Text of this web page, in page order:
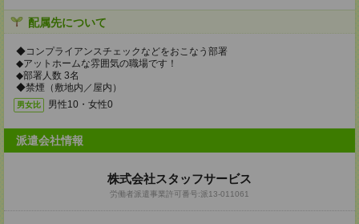
配属先について
◆コンプライアンスチェックなどをおこなう部署
◆アットホームな雰囲気の職場です！
◆部署人数 3名
◆禁煙（敷地内／屋内）
男女比 男性10・女性0
派遣会社情報
株式会社スタッフサービス
労働者派遣事業許可番号:派13-011061